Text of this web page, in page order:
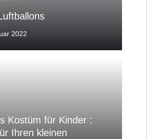
2022
Kostüm für Kinder :
Ihren kleinen